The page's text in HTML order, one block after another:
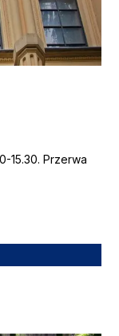
15.30. Przerwa